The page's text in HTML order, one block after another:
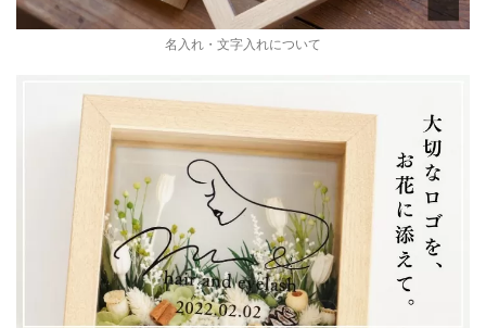
名入れ・文字入れについて